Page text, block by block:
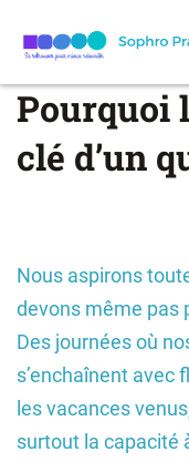
Pourquoi
clé d’un
Nous aspirons
devons même pas
Des journées où
s’enchaînent avec
les vacances
surtout la capacité